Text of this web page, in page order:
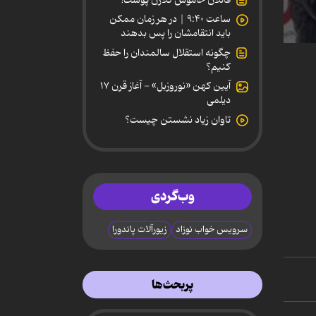
0
ساعت ۹:۴۰ | در هر زمان ممکن
باید انتقامشان را پس بدهند
چگونه استقلال سالمندان را حفظ
کنیم؟
آیین کهن «نوروزبل» - آغاز قرن ۱۷
دیلمی
تاوان زیاد نشستن چیست؟
وب‌گردی
سرویس خواب نوزاد زیورآلات پاندورا
پربحث‌ها